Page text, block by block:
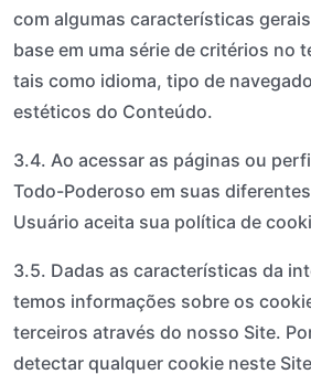
com algumas características
base em uma série de critérios no
tais como idioma, tipo de
estéticos do Conteúdo.
3.4. Ao acessar as páginas ou
Todo-Poderoso em suas
Usuário aceita sua política de
3.5. Dadas as características da
temos informações sobre os
terceiros através do nosso Site.
detectar qualquer cookie neste